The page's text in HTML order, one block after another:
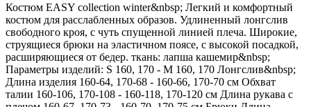
Костюм EASY collection winter&nbsp; Легкий и комфортный
костюм для расслабленных образов. Удлиненный лонгслив
свободного кроя, с чуть спущенной линией плеча. Широкие,
струящиеся брюки на эластичном поясе, с высокой посадкой,
расширяющиеся от бедер. ткань: лапша кашемир&nbsp;
Параметры изделий: S 160, 170 - M 160, 170 Лонгслив&nbsp;
Длина изделия 160-64, 170-68 - 160-66, 170-70 см Обхват
талии 160-106, 170-108 - 160-118, 170-120 см Длина рукава с